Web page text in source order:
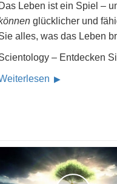
Das Leben ist ein Spiel –
glücklicher und
alles, was das Leben
– Entdecken